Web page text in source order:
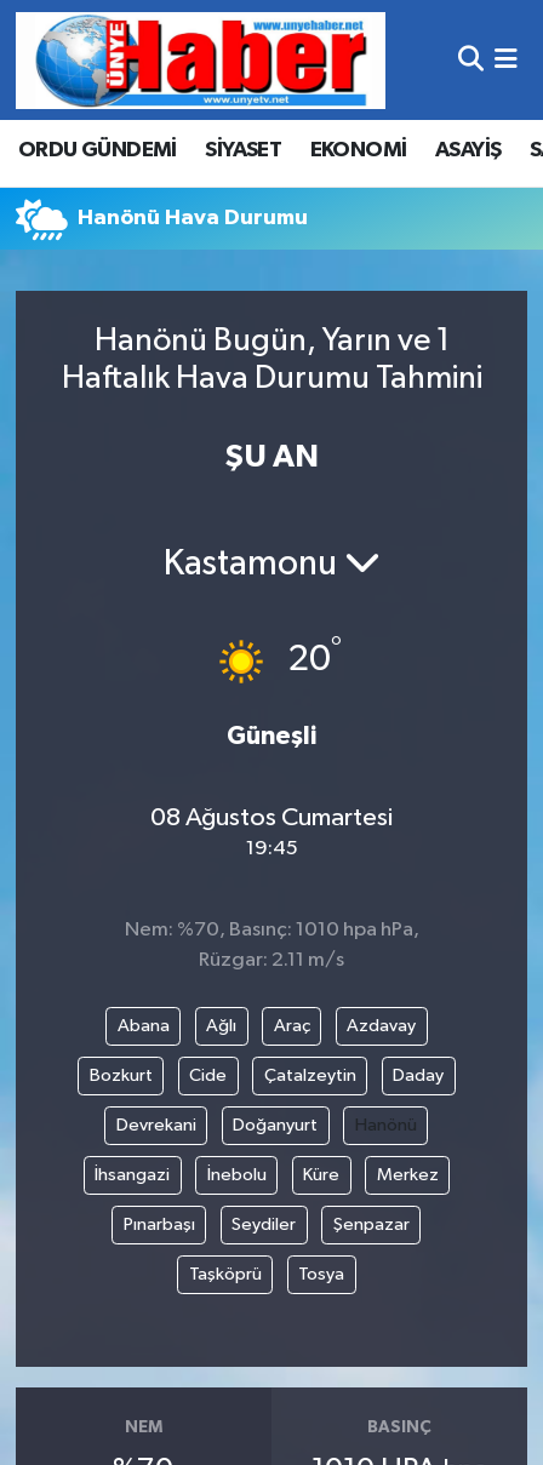
ORDU GÜNDEMİ SİYASET EKONOMİ ASAYİŞ
Hanönü Hava Durumu
Hanönü Bugün, Yarın ve 1
Haftalık Hava Durumu Tahmini
ŞU AN
Kastamonu
20°
Güneşli
08 Ağustos Cumartesi
19:45
Nem: %70, Basınç: 1010 hpa hPa,
Rüzgar: 2.11 m/s
Abana Ağlı Araç Azdavay
Bozkurt Cide Çatalzeytin Daday
Devrekani Doğanyurt Hanönü
İhsangazi İnebolu Küre Merkez
Pınarbaşı Seydiler Şenpazar
Taşköprü Tosya
NEM BASINÇ
Hava Durumu
Trafik Durumu
Süper Lig Puan Durumu ve Fikstür
Son Dakika Haberleri